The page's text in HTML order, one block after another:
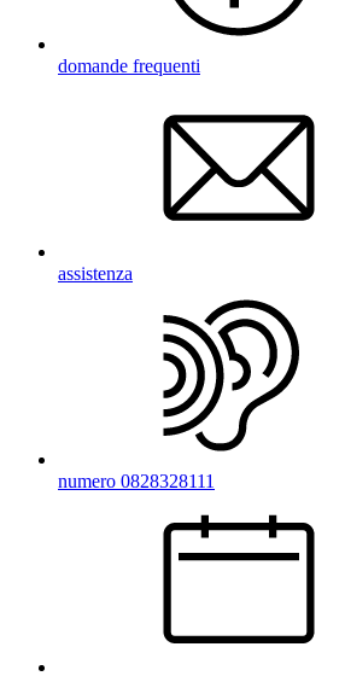
domande frequenti
assistenza
numero 0828328111